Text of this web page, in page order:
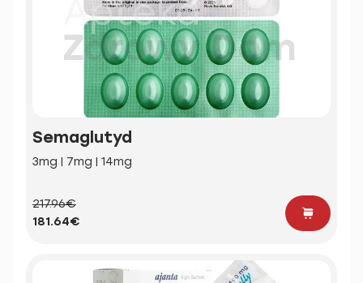
Semaglutyd
3mg | 7mg | 14mg
217.96€
181.64€